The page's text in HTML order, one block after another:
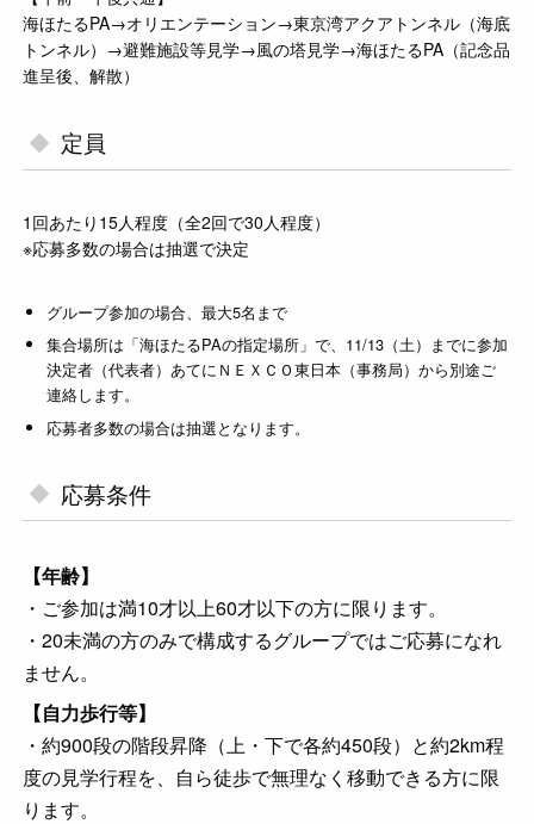
海ほたるPA→オリエンテーション→東京湾アクアトンネル（海底
トンネル）→避難施設等見学→風の塔見学→海ほたるPA（記念品
進呈後、解散）
定員
1回あたり15人程度（全2回で30人程度）
※応募多数の場合は抽選で決定
グループ参加の場合、最大5名まで
集合場所は「海ほたるPAの指定場所」で、11/13（土）までに参加
決定者（代表者）あてにＮＥＸＣＯ東日本（事務局）から別途ご
連絡します。
応募者多数の場合は抽選となります。
応募条件
【年齢】
・ご参加は満10才以上60才以下の方に限ります。
・20未満の方のみで構成するグループではご応募になれ
ません。
【自力歩行等】
・約900段の階段昇降（上・下で各約450段）と約2km程
度の見学行程を、自ら徒歩で無理なく移動できる方に限
ります。